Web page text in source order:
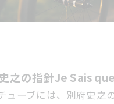
之の指針Je Sais
ューブには、別府史